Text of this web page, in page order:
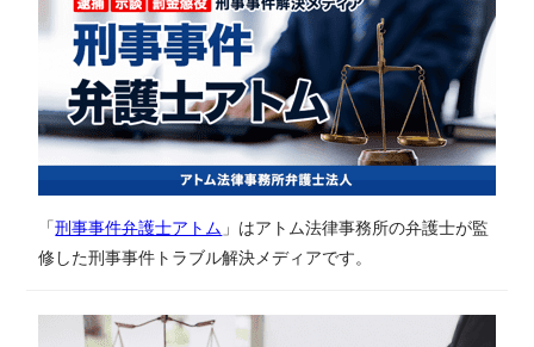
「刑事事件弁護士アトム 」はアトム法律事務所の弁護士が監
修した刑事事件トラブル解決メディアです。